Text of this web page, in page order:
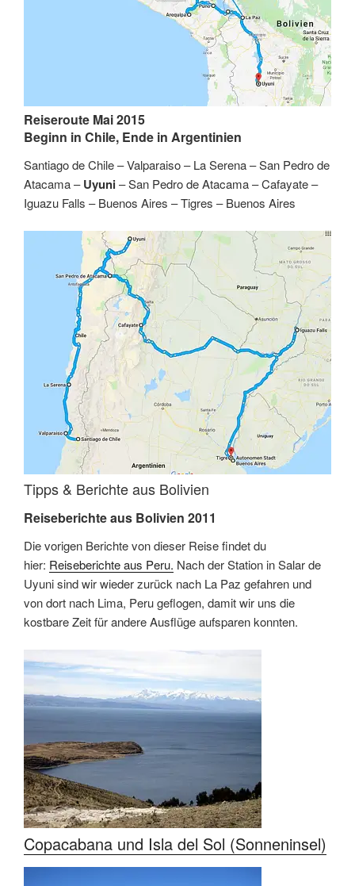
Reiseroute Mai 2015
Beginn in Chile, Ende in Argentinien
Santiago de Chile – Valparaiso – La Serena – San Pedro de
Atacama –Uyuni– San Pedro de Atacama – Cafayate –
Iguazu Falls – Buenos Aires – Tigres – Buenos Aires
Tipps & Berichte aus Bolivien
Reiseberichte aus Bolivien 2011
Die vorigen Berichte von dieser Reise findet du
hier: Reiseberichte aus Peru. Nach der Station in Salar de
Uyuni sind wir wieder zurück nach La Paz gefahren und
von dort nach Lima, Peru geflogen, damit wir uns die
kostbare Zeit für andere Ausflüge aufsparen konnten.
Copacabana und Isla del Sol (Sonneninsel)​